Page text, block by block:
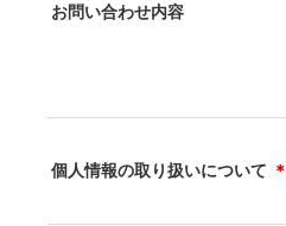
お問い合わせ内容
個人情報の取り扱いについて ＊